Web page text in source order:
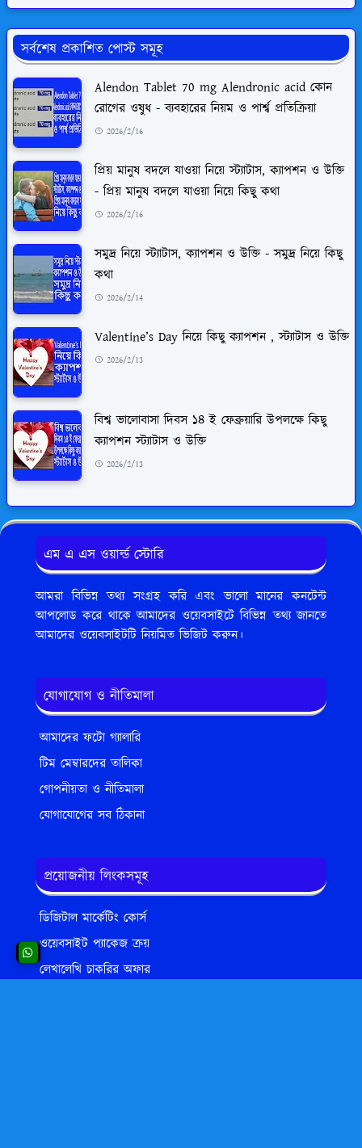
সর্বশেষ প্রকাশিত পোস্ট সমূহ
Alendon Tablet 70 mg Alendronic acid কোন
রোগের ওষুধ - ব্যবহারের নিয়ম ও পার্শ্ব প্রতিক্রিয়া
2026/2/16
প্রিয় মানুষ বদলে যাওয়া নিয়ে স্ট্যাটাস, ক্যাপশন ও উক্তি
- প্রিয় মানুষ বদলে যাওয়া নিয়ে কিছু কথা
2026/2/16
সমুদ্র নিয়ে স্ট্যাটাস, ক্যাপশন ও উক্তি - সমুদ্র নিয়ে কিছু
কথা
2026/2/14
Valentine’s Day নিয়ে কিছু ক্যাপশন , স্ট্যাটাস ও উক্তি
2026/2/13
বিশ্ব ভালোবাসা দিবস ১৪ ই ফেব্রুয়ারি উপলক্ষে কিছু
ক্যাপশন স্ট্যাটাস ও উক্তি
2026/2/13
এম এ এস ওয়ার্ল্ড স্টোরি
আমরা বিভিন্ন তথ্য সংগ্রহ করি এবং ভালো মানের কনটেন্ট
আপলোড করে থাকে আমাদের ওয়েবসাইটে বিভিন্ন তথ্য জানতে
আমাদের ওয়েবসাইটটি নিয়মিত ভিজিট করুন।
যোগাযোগ ও নীতিমালা
আমাদের ফটো গ্যালারি
টিম মেম্বারদের তালিকা
গোপনীয়তা ও নীতিমালা
যোগাযোগের সব ঠিকানা
প্রয়োজনীয় লিংকসমূহ
ডিজিটাল মার্কেটিং কোর্স
ওয়েবসাইট প্যাকেজ ক্রয়
লেখালেখি চাকরির অফার